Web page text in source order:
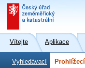
Vítejte Aplikace
Vyhledávací Prohlížecí